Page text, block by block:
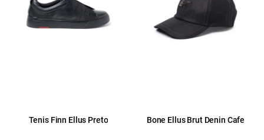
Tenis Finn Ellus Preto Bone Ellus Brut Denin Cafe